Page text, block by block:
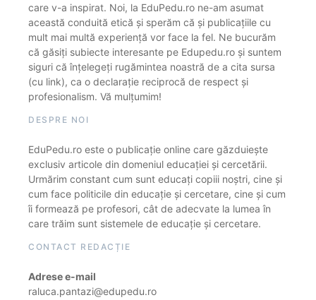
care v-a inspirat. Noi, la EduPedu.ro ne-am asumat
această conduită etică și sperăm că și publicațiile cu
mult mai multă experiență vor face la fel. Ne bucurăm
că găsiți subiecte interesante pe Edupedu.ro și suntem
siguri că înțelegeți rugămintea noastră de a cita sursa
(cu link), ca o declarație reciprocă de respect și
profesionalism. Vă mulțumim!
DESPRE NOI
EduPedu.ro este o publicație online care găzduiește
exclusiv articole din domeniul educației și cercetării.
Urmărim constant cum sunt educați copiii noștri, cine și
cum face politicile din educație și cercetare, cine și cum
îi formează pe profesori, cât de adecvate la lumea în
care trăim sunt sistemele de educație și cercetare.
CONTACT REDACȚIE
Adrese e-mail
raluca.pantazi@edupedu.ro